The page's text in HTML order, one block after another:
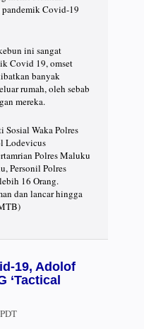
Covid-19
ini sangat
Covid 19, omset
banyak
rumah, oleh sebab
mereka.
Sosial Waka Polres
Lodevicus
Polres Maluku
Personil Polres
16 Orang.
dan lancar hingga
19, Adolof
‘Tactical